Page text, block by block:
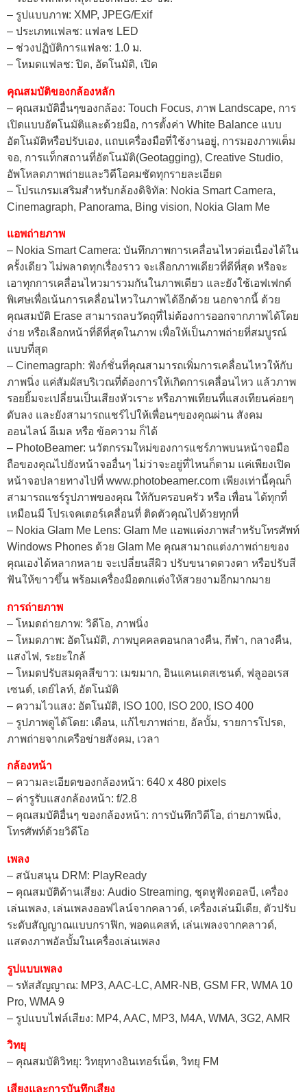
– รูปแบบภาพ: XMP, JPEG/Exif
– ประเภทแฟลช: แฟลช LED
– ช่วงปฏิบัติการแฟลช: 1.0 ม.
– โหมดแฟลช: ปิด, อัตโนมัติ, เปิด
คุณสมบัติของกล้องหลัก
– คุณสมบัติอื่นๆของกล้อง: Touch Focus, ภาพ Landscape, การ
เปิดแบบอัตโนมัติและด้วยมือ, การตั้งค่า White Balance แบบ
อัตโนมัติหรือปรับเอง, แถบเครื่องมือที่ใช้งานอยู่, การมองภาพเต็ม
จอ, การแท็กสถานที่อัตโนมัติ(Geotagging), Creative Studio,
อัพโหลดภาพถ่ายและวิดีโอคมชัดทุกรายละเอียด
– โปรแกรมเสริมสำหรับกล้องดิจิทัล: Nokia Smart Camera,
Cinemagraph, Panorama, Bing vision, Nokia Glam Me
แอพถ่ายภาพ
– Nokia Smart Camera: บันทึกภาพการเคลื่อนไหวต่อเนื่องได้ใน
ครั้งเดียว ไม่พลาดทุกเรื่องราว จะเลือกภาพเดียวที่ดีที่สุด หรือจะ
เอาทุกการเคลื่อนไหวมารวมกันในภาพเดียว และยังใช้เอฟเฟกต์
พิเศษเพื่อเน้นการเคลื่อนไหวในภาพได้อีกด้วย นอกจากนี้ ด้วย
คุณสมบัติ Erase สามารถลบวัตถุที่ไม่ต้องการออกจากภาพได้โดย
ง่าย หรือเลือกหน้าที่ดีที่สุดในภาพ เพื่อให้เป็นภาพถ่ายที่สมบูรณ์
แบบที่สุด
– Cinemagraph: ฟังก์ชั่นที่คุณสามารถเพิ่มการเคลื่อนไหวให้กับ
ภาพนิ่ง แค่สัมผัสบริเวณที่ต้องการให้เกิดการเคลื่อนไหว แล้วภาพ
รอยยิ้มจะเปลี่ยนเป็นเสียงหัวเราะ หรือภาพเทียนที่แสงเทียนค่อยๆ
ดับลง และยังสามารถแชร์ไปให้เพื่อนๆของคุณผ่าน สังคม
ออนไลน์ อีเมล หรือ ข้อความ ก็ได้
– PhotoBeamer: นวัตกรรมใหม่ของการแชร์ภาพบนหน้าจอมือ
ถือของคุณไปยังหน้าจออื่นๆ ไม่ว่าจะอยู่ที่ไหนก็ตาม แค่เพียงเปิด
หน้าจอปลายทางไปที่ www.photobeamer.com เพียงเท่านี้คุณก็
สามารถแชร์รูปภาพของคุณ ให้กับครอบครัว หรือ เพื่อน ได้ทุกที่
เหมือนมี โปรเจคเตอร์เคลื่อนที่ ติดตัวคุณไปด้วยทุกที่
– Nokia Glam Me Lens: Glam Me แอพแต่งภาพสำหรับโทรศัพท์
Windows Phones ด้วย Glam Me คุณสามาถแต่งภาพถ่ายของ
คุณเองได้หลากหลาย จะเปลี่ยนสีผิว ปรับขนาดดวงตา หรือปรับสี
ฟันให้ขาวขึ้น พร้อมเครื่องมือตกแต่งให้สวยงามอีกมากมาย
การถ่ายภาพ
– โหมดถ่ายภาพ: วิดีโอ, ภาพนิ่ง
– โหมดภาพ: อัตโนมัติ, ภาพบุคคลตอนกลางคืน, กีฬา, กลางคืน,
แสงไฟ, ระยะใกล้
– โหมดปรับสมดุลสีขาว: เมฆมาก, อินแคนเดสเซนต์, ฟลูออเรส
เซนต์, เดย์ไลท์, อัตโนมัติ
– ความไวแสง: อัตโนมัติ, ISO 100, ISO 200, ISO 400
– รูปภาพดูได้โดย: เดือน, แก้ไขภาพถ่าย, อัลบั้ม, รายการโปรด,
ภาพถ่ายจากเครือข่ายสังคม, เวลา
กล้องหน้า
– ความละเอียดของกล้องหน้า: 640 x 480 pixels
– ค่ารูรับแสงกล้องหน้า: f/2.8
– คุณสมบัติอื่นๆ ของกล้องหน้า: การบันทึกวิดีโอ, ถ่ายภาพนิ่ง,
โทรศัพท์ด้วยวิดีโอ
เพลง
– สนับสนุน DRM: PlayReady
– คุณสมบัติด้านเสียง: Audio Streaming, ชุดหูฟังดอลบี, เครื่อง
เล่นเพลง, เล่นเพลงออฟไลน์จากคลาวด์, เครื่องเล่นมีเดีย, ตัวปรับ
ระดับสัญญาณแบบกราฟิก, พอดแคสท์, เล่นเพลงจากคลาวด์,
แสดงภาพอัลบั้มในเครื่องเล่นเพลง
รูปแบบเพลง
– รหัสสัญญาณ: MP3, AAC-LC, AMR-NB, GSM FR, WMA 10
Pro, WMA 9
– รูปแบบไฟล์เสียง: MP4, AAC, MP3, M4A, WMA, 3G2, AMR
วิทยุ
– คุณสมบัติวิทยุ: วิทยุทางอินเทอร์เน็ต, วิทยุ FM
เสียงและการบันทึกเสียง